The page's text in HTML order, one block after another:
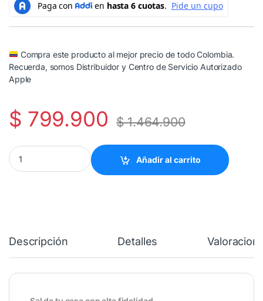
Compra este producto al mejor precio de todo Colombia.
Recuerda, somos Distribuidor y Centro de Servicio Autorizado
Apple
$ 799.900 $1.464.900
Parlante Bose portátil SoundLink Flex (2.ª generación) - Rosa
Añadir al carrito
Descripción Detalles